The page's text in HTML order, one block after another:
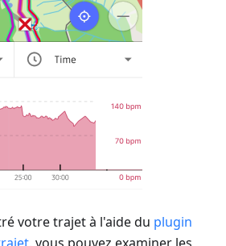
votre trajet à l'aide du plugin
, vous pouvez examiner les